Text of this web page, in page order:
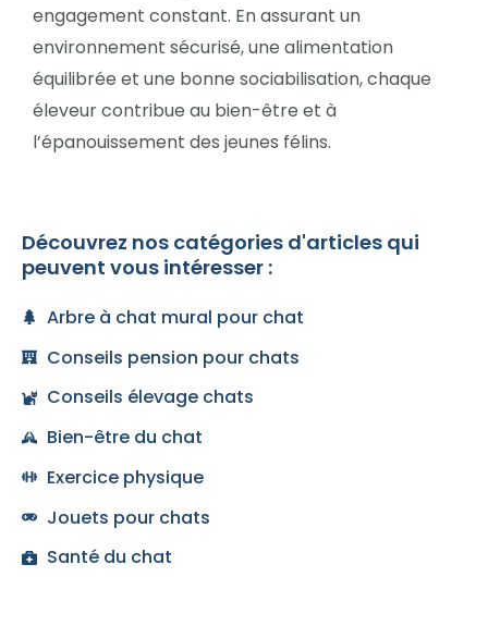
engagement constant. En assurant un
environnement sécurisé, une alimentation
équilibrée et une bonne sociabilisation, chaque
éleveur contribue au bien-être et à
l’épanouissement des jeunes félins.
Découvrez nos catégories d'articles qui
peuvent vous intéresser :
Arbre à chat mural pour chat
Conseils pension pour chats
Conseils élevage chats
Bien-être du chat
Exercice physique
Jouets pour chats
Santé du chat